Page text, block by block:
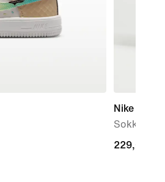
Nike
Sokker (3
229,00 kr
229,00 kr